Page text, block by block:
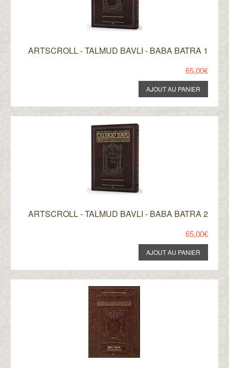
ARTSCROLL - TALMUD BAVLI - BABA BATRA 1
65,00€
ARTSCROLL - TALMUD BAVLI - BABA BATRA 2
65,00€